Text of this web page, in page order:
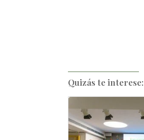
Quizás te interese: